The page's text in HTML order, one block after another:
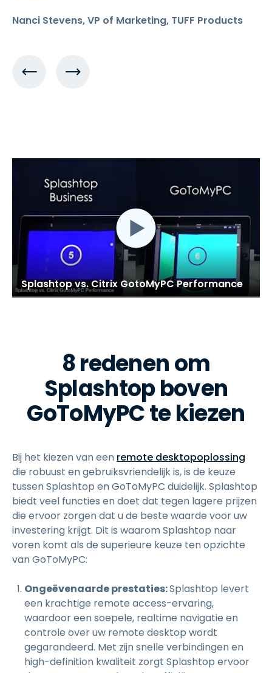
Nanci Stevens, VP of Marketing, TUFF Products
Splashtop vs. Citrix GotoMyPC Performance
8 redenen om
Splashtop boven
GoToMyPC te kiezen
Bij het kiezen van een remote desktopoplossing
die robuust en gebruiksvriendelijk is, is de keuze
tussen Splashtop en GoToMyPC duidelijk. Splashtop
biedt veel functies en doet dat tegen lagere prijzen
die ervoor zorgen dat u de beste waarde voor uw
investering krijgt. Dit is waarom Splashtop naar
voren komt als de superieure keuze ten opzichte
van GoToMyPC:
Ongeëvenaarde prestaties:Splashtop levert
een krachtige remote access-ervaring,
waardoor een soepele, realtime navigatie en
controle over uw remote desktop wordt
gegarandeerd. Met zijn snelle verbindingen en
high-definition kwaliteit zorgt Splashtop ervoor